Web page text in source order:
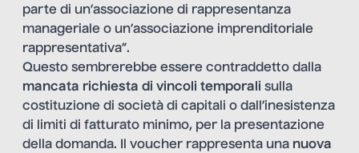
parte di un’associazione di rappresentanza
manageriale o un’associazione imprenditoriale
rappresentativa”.
Questo sembrerebbe essere contraddetto dalla
mancata richiesta di vincoli temporali sulla
costituzione di società di capitali o dall’inesistenza
di limiti di fatturato minimo, per la presentazione
della domanda. Il voucher rappresenta una nuova